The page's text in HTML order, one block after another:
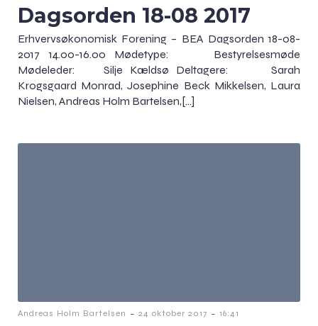
Dagsorden 18-08 2017
Erhvervsøkonomisk Forening – BEA Dagsorden 18-08-
2017 14.00-16.00 Mødetype: Bestyrelsesmøde
Mødeleder: Silje Kældsø Deltagere: Sarah
Krogsgaard Monrad, Josephine Beck Mikkelsen, Laura
Nielsen, Andreas Holm Bartelsen,[…]
Andreas Holm Bartelsen - 24 oktober 2017 - 16:41